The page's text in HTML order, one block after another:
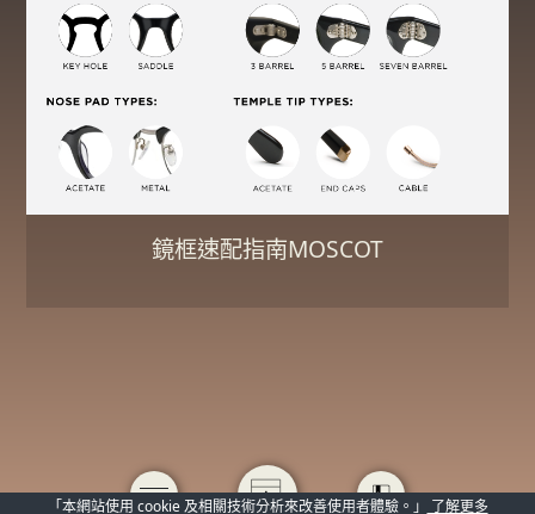
鏡框速配指南MOSCOT
「本網站使用 cookie 及相關技術分析來改善使用者體驗。」 了解更多